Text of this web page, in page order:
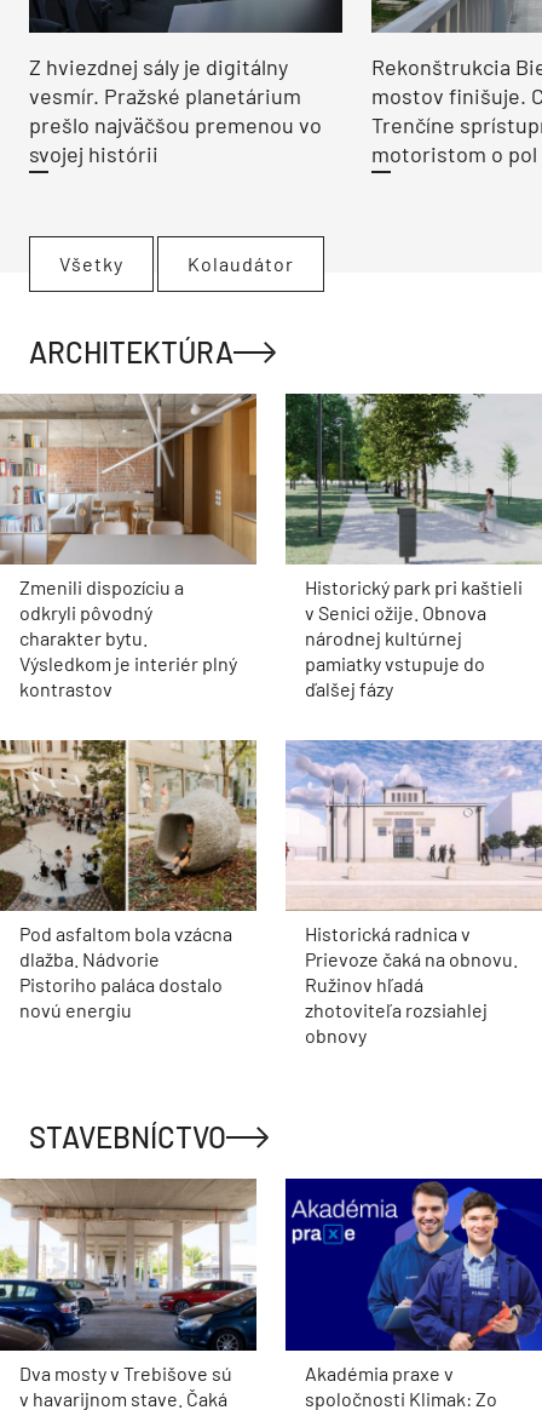
Z hviezdnej sály je digitálny
vesmír. Pražské planetárium
prešlo najväčšou premenou vo
svojej histórii
Rekonštrukcia
mostov finišuje.
Trenčíne
motoristom o pol
Všetky Kolaudátor
ARCHITEKTÚRA
Zmenili dispozíciu a
odkryli pôvodný
charakter bytu.
Výsledkom je interiér plný
kontrastov
Historický park pri kaštieli
v Senici ožije. Obnova
národnej kultúrnej
pamiatky vstupuje do
ďalšej fázy
Pod asfaltom bola vzácna
dlažba. Nádvorie
Pistoriho paláca dostalo
novú energiu
Historická radnica v
Prievoze čaká na obnovu.
Ružinov hľadá
zhotoviteľa rozsiahlej
obnovy
STAVEBNÍCTVO
Dva mosty v Trebišove sú
v havarijnom stave. Čaká
Akadémia praxe v
spoločnosti Klimak: Zo